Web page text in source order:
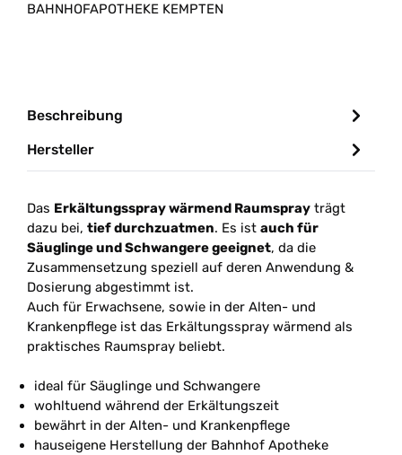
BAHNHOFAPOTHEKE KEMPTEN
Beschreibung
Hersteller
Das Erkältungsspray wärmend Raumspray trägt
dazu bei, tief durchzuatmen. Es ist auch für
Säuglinge und Schwangere geeignet, da die
Zusammensetzung speziell auf deren Anwendung &
Dosierung abgestimmt ist.
Auch für Erwachsene, sowie in der Alten- und
Krankenpflege ist das Erkältungsspray wärmend als
praktisches Raumspray beliebt.
ideal für Säuglinge und Schwangere
wohltuend während der Erkältungszeit
bewährt in der Alten- und Krankenpflege
hauseigene Herstellung der Bahnhof Apotheke